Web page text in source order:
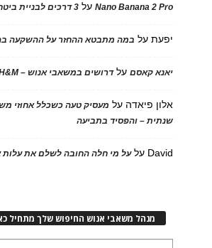
Nano Banana 2 Proעל 3 דרכים לבניית ביטחון עצמי של עובדים
יפעתעל במה מתבטא ההחזר על ההשקעה
יאנא קאסםעלדרושים במשאבי אנוש – H&M
אלון פיאדה על מעסיק טעה כשכלל אחוזי
שנתית – והפסיד בתביעה
David עלעל מי חלה החובה לשלם את עלות
מנהל משאבי אנוש החיפוש שלך מתחיל